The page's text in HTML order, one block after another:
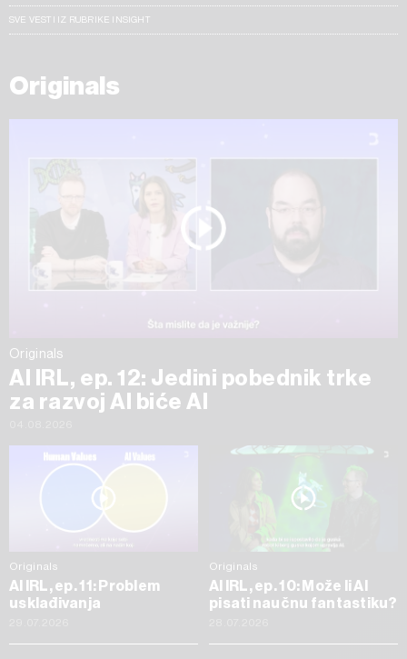
SVE VESTI IZ RUBRIKE INSIGHT
Originals
Originals
AI IRL, ep. 12: Jedini pobednik trke
za razvoj AI biće AI
Originals
AI IRL, ep. 11: Problem
usklađivanja
Originals
AI IRL, ep. 10: Može li AI
pisati naučnu fantastiku?